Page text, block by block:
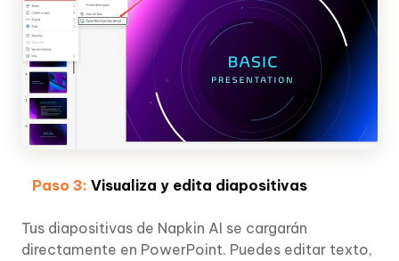
Paso 3: Visualiza y edita diapositivas
Tus diapositivas de Napkin AI se cargarán
directamente en PowerPoint. Puedes editar texto,